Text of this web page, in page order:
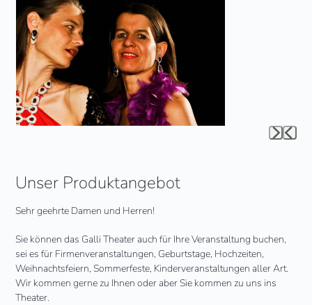
the
left
and
right
arrow
keys
to
access
the
go
to
the
slide
Unser Produktangebot
Sehr geehrte Damen und Herren!
Sie können das Galli Theater auch für Ihre Veranstaltung buchen,
sei es für Firmenveranstaltungen, Geburtstage, Hochzeiten,
Weihnachtsfeiern, Sommerfeste, Kinderveranstaltungen aller Art.
Wir kommen gerne zu Ihnen oder aber Sie kommen zu uns ins
Theater.